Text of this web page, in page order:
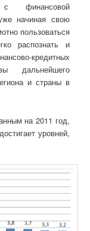
с финансовой
начиная свою
пользоваться
распознать и
кредитных
дальнейшего
и страны в
на 2011 год,
уровней,